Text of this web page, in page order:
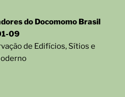
do Docomomo Brasil
09
de Edifícios, Sítios e